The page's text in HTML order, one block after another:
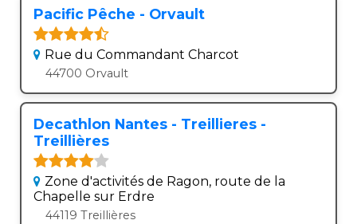
Pacific Pêche - Orvault
Rue du Commandant Charcot
44700 Orvault
Decathlon Nantes - Treillieres -
Treillières
Zone d'activités de Ragon, route de la
Chapelle sur Erdre
44119 Treillières